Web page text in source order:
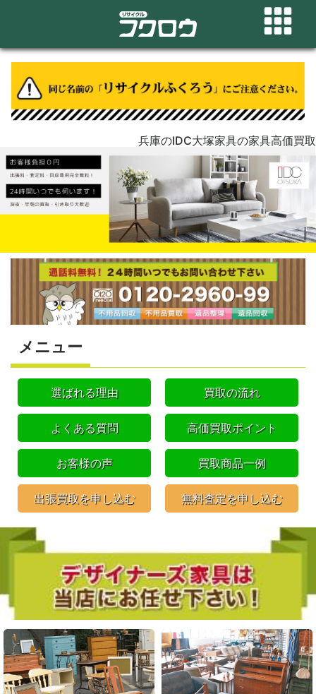
兵庫のIDC大塚家具の家具高価買取
メニュー
選ばれる理由 買取の流れ
よくある質問 高価買取ポイント
お客様の声 買取商品一例
出張買取を申し込む 無料査定を申し込む